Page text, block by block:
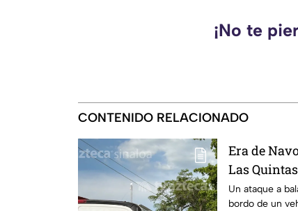
¡No te
CONTENIDO RELACIONADO
Era de
Las
identificado
Un ataque a
bordo de un